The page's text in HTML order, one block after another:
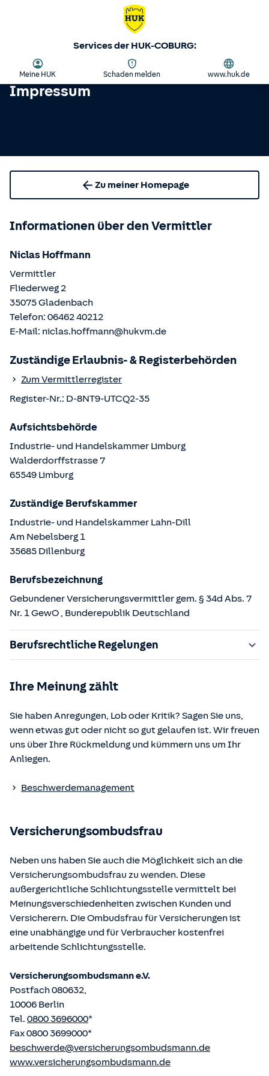
Services der HUK-COBURG:
Meine HUK Schaden melden www.huk.de
Impressum
Zu meiner Homepage
Informationen über den Vermittler
Niclas Hoffmann
Vermittler
Fliederweg 2
35075Gladenbach
Telefon: 06462 40212
E-Mail: niclas.hoffmann@hukvm.de
Zuständige Erlaubnis- & Registerbehörden
Zum Vermittlerregister
Register-Nr.: D-8NT9-UTCQ2-35
Aufsichtsbehörde
Industrie- und Handelskammer Limburg
Walderdorffstrasse 7
65549 Limburg
Zuständige Berufskammer
Industrie- und Handelskammer Lahn-Dill
Am Nebelsberg 1
35685 Dillenburg
Berufsbezeichnung
Gebundener Versicherungsvermittler gem. § 34d Abs. 7
Nr. 1 GewO , Bunderepublik Deutschland
Berufsrechtliche Regelungen
§§ 59 – 68 Gesetz über den Versicherungsvertrag
§ 48b Versicherungsaufsichtsgesetz (VAG)
Verordnung über die Versicherungsvermittlung und -
Die berufsrechtlichen Regelungen können über die vom
eingesehen und abgerufen werden.
Ihre Meinung zählt
Sie haben Anregungen, Lob oder Kritik? Sagen Sie uns,
wenn etwas gut oder nicht so gut gelaufen ist. Wir freuen
uns über Ihre Rückmeldung und kümmern uns um Ihr
Anliegen.
Beschwerdemanagement
Versicherungsombudsfrau
Neben uns haben Sie auch die Möglichkeit sich an die
Versicherungsombudsfrau zu wenden. Diese
außergerichtliche Schlichtungsstelle vermittelt bei
Meinungsverschiedenheiten zwischen Kunden und
Versicherern. Die Ombudsfrau für Versicherungen ist
eine unabhängige und für Verbraucher kostenfrei
arbeitende Schlichtungsstelle.
Versicherungsombudsmann e.V.
Postfach 080632,
10006 Berlin
Tel. 0800 3696000*
Fax 0800 3699000*
beschwerde@versicherungsombudsmann.de
www.versicherungsombudsmann.de